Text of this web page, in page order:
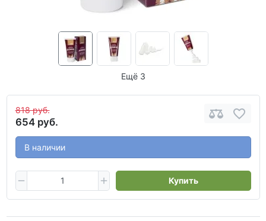
Ещё 3
818 руб.
654 руб.
В наличии
Купить